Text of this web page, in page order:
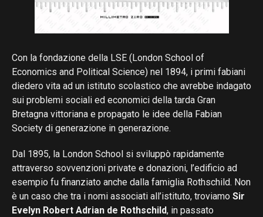
Con la fondazione della LSE (London School of
Economics and Political Science) nel 1894, i primi fabiani
diedero vita ad un istituto scolastico che avrebbe indagato
sui problemi sociali ed economici della tarda Gran
Bretagna vittoriana e propagato le idee della Fabian
Society di generazione in generazione.
Dal 1895, la London School si sviluppò rapidamente
attraverso sovvenzioni private e donazioni, l’edificio ad
esempio fu finanziato anche dalla famiglia Rothschild. Non
è un caso che tra i nomi associati all’istituto, troviamo Sir
Evelyn Robert Adrian de Rothschild, in passato